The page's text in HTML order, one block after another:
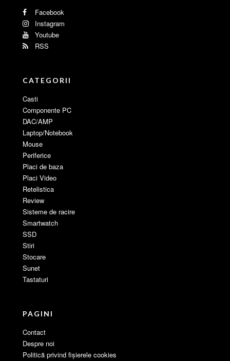
Facebook
Instagram
Youtube
RSS
CATEGORII
Casti
Componente PC
DAC/AMP
Laptop/Notebook
Mouse
Periferice
Placi de baza
Placi Video
Retelistica
Review
Sisteme de racire
Smartwatch
SSD
Stiri
Stocare
Sunet
Tastaturi
PAGINI
Contact
Despre noi
Politică privind fișierele cookies